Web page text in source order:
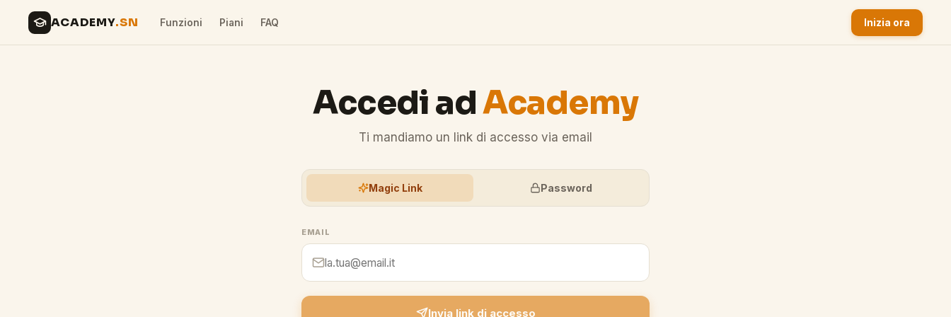
ACADEMY.SN Funzioni Piani FAQ Inizia ora
Accedi adAcademy
Ti mandiamo un link di accesso via email
Magic Link Password
EMAIL
Invia link di accesso